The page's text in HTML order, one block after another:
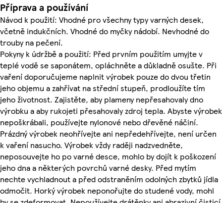
Příprava a používání
Návod k použití: Vhodné pro všechny typy varných desek,
včetně indukčních. Vhodné do myčky nádobí. Nevhodné do
trouby na pečení.
Pokyny k údržbě a použití: Před prvním použitím umyjte v
teplé vodě se saponátem, opláchněte a důkladně osušte. Při
vaření doporučujeme naplnit výrobek pouze do dvou třetin
jeho objemu a zahřívat na střední stupeň, prodloužíte tím
jeho životnost. Zajistěte, aby plameny nepřesahovaly dno
výrobku a aby rukojeti přesahovaly zdroj tepla. Abyste výrobek
nepoškrábali, používejte nylonové nebo dřevěné náčiní.
Prázdný výrobek neohřívejte ani nepředehřívejte, není určen
k vaření nasucho. Výrobek vždy raději nadzvedněte,
neposouvejte ho po varné desce, mohlo by dojít k poškození
jeho dna a některých povrchů varné desky. Před mytím
nechte vychladnout a před odstraněním odolných zbytků jídla
odmočit. Horký výrobek neponořujte do studené vody, mohl